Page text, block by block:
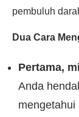
pembuluh
Dua Cara
Pertama,
Anda
mengetahui